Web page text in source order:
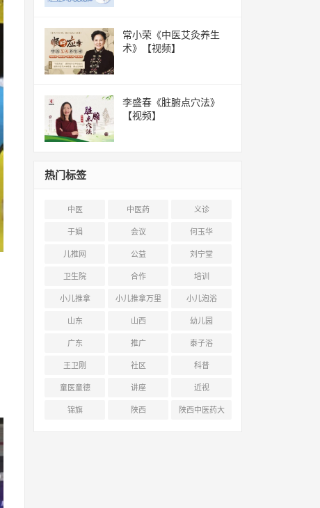
常小荣《中医艾灸养生
术》【视频】
李盛春《脏腑点穴法》
【视频】
热门标签
中医 中医药 义诊
于娟 会议 何玉华
儿推网 公益 刘宁堂
卫生院 合作 培训
小儿推拿 小儿推拿万里
行
小儿泡浴
山东 山西 幼儿园
广东 推广 泰子浴
王卫刚 社区 科普
童医童德 讲座 近视
锦旗 陕西 陕西中医药大